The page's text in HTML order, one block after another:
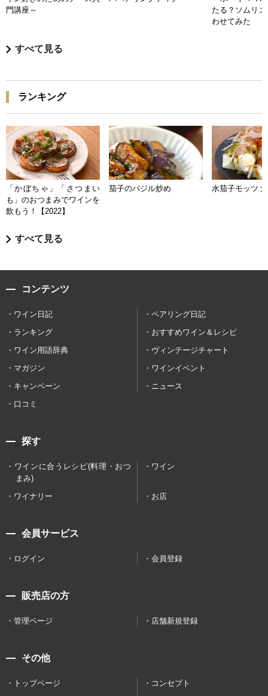
門講座～
たる？ソムリ
わせてみた
すべて見る
ランキング
「かぼちゃ」「さつまい
も」のおつまみでワインを
飲もう！【2022】
茄子のバジル炒め 水茄子モッツァ
すべて見る
コンテンツ
ワイン日記
ペアリング日記
ランキング
おすすめワイン＆レシピ
ワイン用語辞典
ヴィンテージチャート
マガジン
ワインイベント
キャンペーン
ニュース
口コミ
探す
ワインに合うレシピ(料理・おつ
まみ)
ワイン
ワイナリー お店
会員サービス
ログイン 会員登録
販売店の方
管理ページ 店舗新規登録
その他
トップページ コンセプト